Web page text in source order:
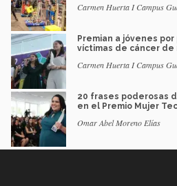
Carmen Huerta I Campus
Premian a jóvenes
víctimas de cáncer de
Carmen Huerta I Campus
20 frases poderosas
en el Premio Mujer
Omar Abel Moreno Elías